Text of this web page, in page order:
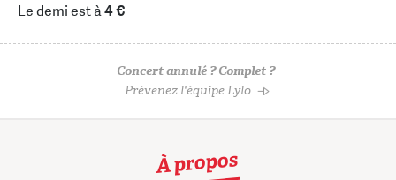
Le demi est à4 €
Concert annulé ? Complet ?
Prévenez l'équipe Lylo
À propos